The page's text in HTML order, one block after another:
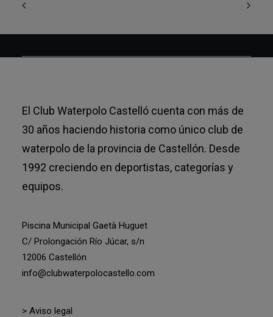
El Club Waterpolo Castelló cuenta con más de
30 años haciendo historia como único club de
waterpolo de la provincia de Castellón. Desde
1992 creciendo en deportistas, categorías y
equipos.
Piscina Municipal Gaetà Huguet
C/ Prolongación Río Júcar, s/n
12006 Castellón
info@clubwaterpolocastello.com
> Aviso legal